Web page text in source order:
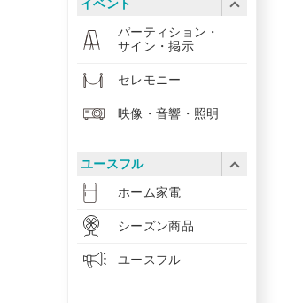
イベント
パーティション・
サイン・掲示
セレモニー
映像・音響・照明
ユースフル
ホーム家電
シーズン商品
ユースフル